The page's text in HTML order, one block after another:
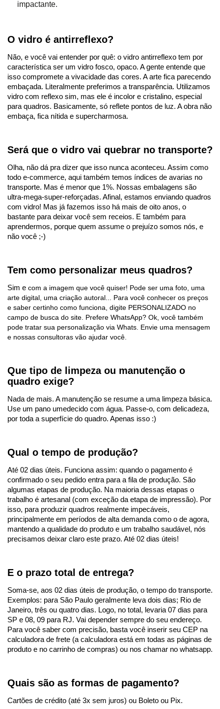
impactante.
O vidro é antirreflexo?
Não, e você vai entender por quê: o vidro antirreflexo tem por
característica ser um vidro fosco, opaco. A gente entende que
isso compromete a vivacidade das cores. A arte fica parecendo
embaçada. Literalmente preferimos a transparência. Utilizamos
vidro com reflexo sim, mas ele é incolor e cristalino, especial
para quadros. Basicamente, só reflete pontos de luz. A obra não
embaça, fica nítida e supercharmosa.
Será que o vidro vai quebrar no transporte?
Olha, não dá pra dizer que isso nunca aconteceu. Assim como
todo e-commerce, aqui também temos índices de avarias no
transporte. Mas é menor que 1%. Nossas embalagens são
ultra-mega-super-reforçadas. Afinal, estamos enviando quadros
com vidro! Mas já fazemos isso há mais de oito anos, o
bastante para deixar você sem receios. E também para
aprendermos, porque quem assume o prejuízo somos nós, e
não você ;-)
Tem como personalizar meus quadros?
Sim e com a imagem que você quiser! Pode ser uma foto, uma
arte digital, uma criação autoral... Para você conhecer os preços
e saber certinho como funciona, digite PERSONALIZADO no
campo de busca do site. Prefere WhatsApp? Ok, você também
pode tratar sua personalização via Whats. Envie uma mensagem
e nossas consultoras vão ajudar você.
Que tipo de limpeza ou manutenção o
quadro exige?
Nada de mais. A manutenção se resume a uma limpeza básica.
Use um pano umedecido com água. Passe-o, com delicadeza,
por toda a superfície do quadro. Apenas isso :)
Qual o tempo de produção?
Até 02 dias úteis. Funciona assim: quando o pagamento é
confirmado o seu pedido entra para a fila de produção. São
algumas etapas de produção. Na maioria dessas etapas o
trabalho é artesanal (com exceção da etapa de impressão). Por
isso, para produzir quadros realmente impecáveis,
principalmente em períodos de alta demanda como o de agora,
mantendo a qualidade do produto e um trabalho saudável, nós
precisamos deixar claro este prazo. Até 02 dias úteis!
E o prazo total de entrega?
Soma-se, aos 02 dias úteis de produção, o tempo do transporte.
Exemplos: para São Paulo geralmente leva dois dias; Rio de
Janeiro, três ou quatro dias. Logo, no total, levaria 07 dias para
SP e 08, 09 para RJ. Vai depender sempre do seu endereço.
Para você saber com precisão, basta você inserir seu CEP na
calculadora de frete (a calculadora está em todas as páginas de
produto e no carrinho de compras) ou nos chamar no whatsapp.
Quais são as formas de pagamento?
Cartões de crédito (até 3x sem juros) ou Boleto ou Pix.